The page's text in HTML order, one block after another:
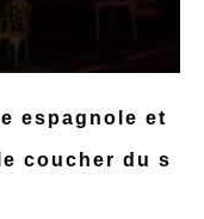
espagnole et
coucher du s